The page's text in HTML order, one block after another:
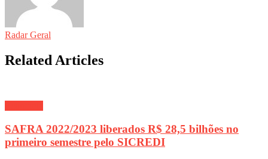
Radar Geral
Related Articles
SAFRA 2022/2023 liberados R$ 28,5 bilhões no
primeiro semestre pelo SICREDI